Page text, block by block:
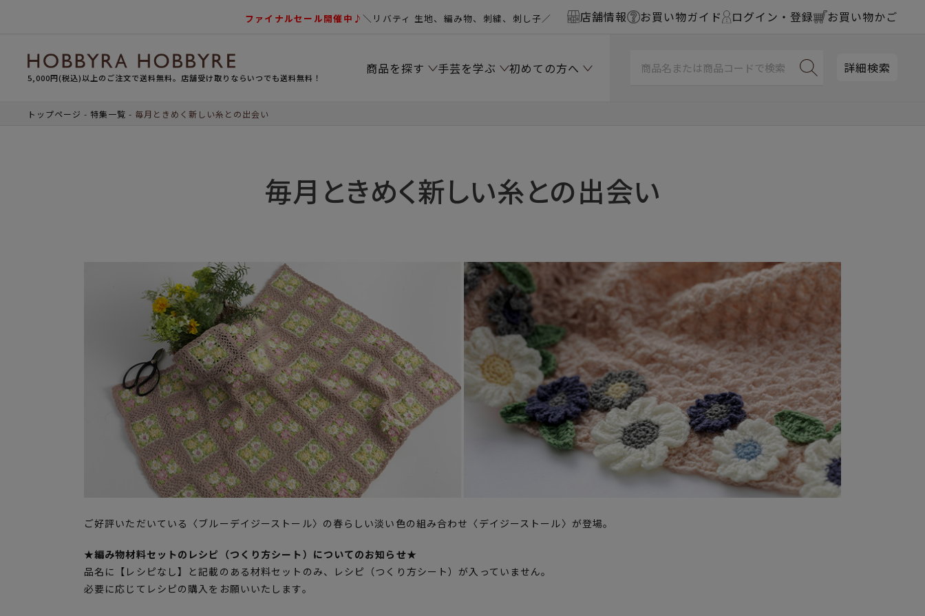
ファイナルセール開催中♪＼リバティ 生地、編み物、刺繍、刺し子／ 店舗情報 お買い物ガイド ログイン・登録 お買い物かご
5,000円(税込)以上のご注文で送料無料。店舗受け取りならいつでも送料無料！
商品を探す 手芸を学ぶ 初めての方へ 詳細検索
トップページ 特集一覧 毎月ときめく新しい糸との出会い
毎月ときめく新しい糸との出会い
ご好評いただいている〈ブルーデイジーストール〉の春らしい淡い色の組み合わせ〈デイジーストール〉が登場。
★編み物材料セットのレシピ（つくり方シート）についてのお知らせ★
品名に【レシピなし】と記載のある材料セットのみ、レシピ（つくり方シート）が入っていません。
必要に応じてレシピの購入をお願いいたします。